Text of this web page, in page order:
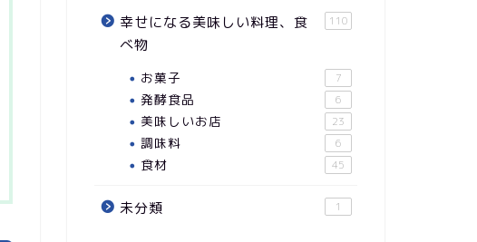
幸せになる美味しい料理、食
べ物
110
お菓子 7
発酵食品 6
美味しいお店 23
調味料 6
食材 45
未分類 1